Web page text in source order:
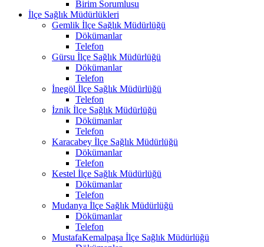
Birim Sorumlusu
İlçe Sağlık Müdürlükleri
Gemlik İlçe Sağlık Müdürlüğü
Dökümanlar
Telefon
Gürsu İlçe Sağlık Müdürlüğü
Dökümanlar
Telefon
İnegöl İlçe Sağlık Müdürlüğü
Telefon
İznik İlçe Sağlık Müdürlüğü
Dökümanlar
Telefon
Karacabey İlçe Sağlık Müdürlüğü
Dökümanlar
Telefon
Kestel İlçe Sağlık Müdürlüğü
Dökümanlar
Telefon
Mudanya İlçe Sağlık Müdürlüğü
Dökümanlar
Telefon
MustafaKemalpaşa İlçe Sağlık Müdürlüğü